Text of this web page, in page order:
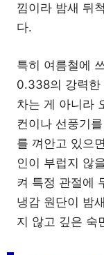
낌이라 밤새 뒤
다.
특히 여름철에
0.338의 강력한
차는 게 아니라
컨이나 선풍기
를 껴안고 있으
인이 부럽지 않
켜 특정 관절에
냉감 원단이 밤
지 않고 깊은 숙